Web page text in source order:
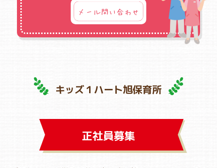
メール問い合わせ
キッズ１ハート旭保育所
正社員募集